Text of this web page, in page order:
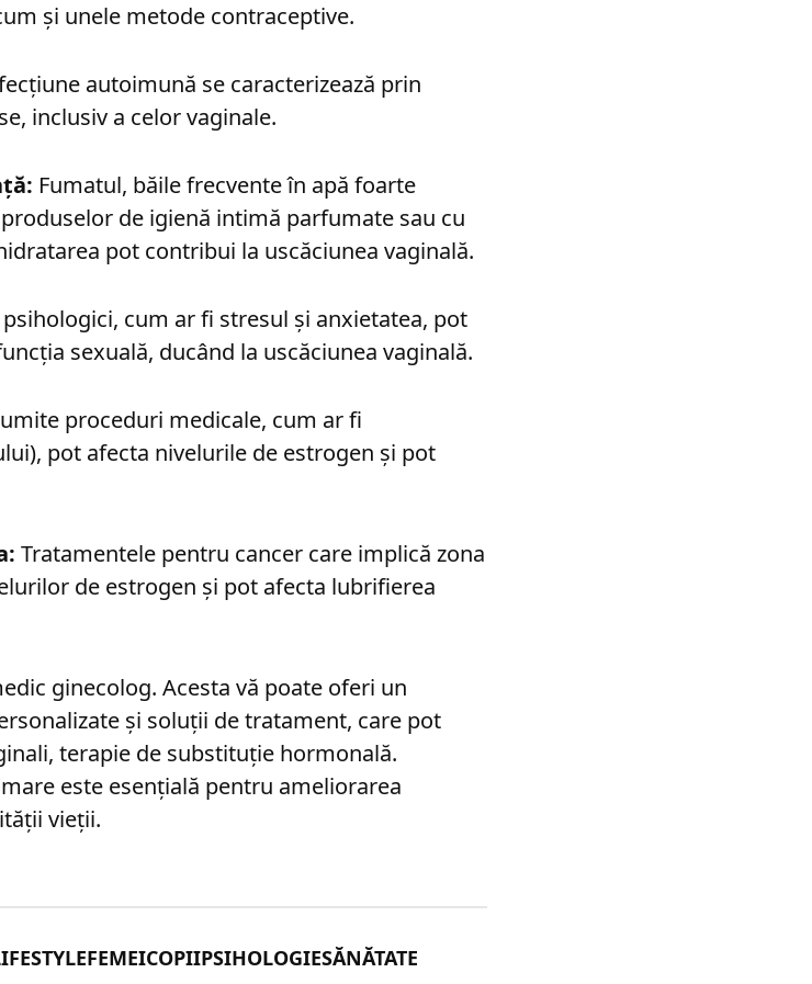
și unele metode contraceptive.
autoimună se caracterizează prin
inclusiv a celor vaginale.
Fumatul, băile frecvente în apă foarte
de igienă intimă parfumate sau cu
pot contribui la uscăciunea vaginală.
cum ar fi stresul și anxietatea, pot
sexuală, ducând la uscăciunea vaginală.
proceduri medicale, cum ar fi
pot afecta nivelurile de estrogen și pot
Tratamentele pentru cancer care implică zona
de estrogen și pot afecta lubrifierea
ginecolog. Acesta vă poate oferi un
și soluții de tratament, care pot
terapie de substituție hormonală.
este esențială pentru ameliorarea
vieții.
FEMEICOPIIPSIHOLOGIESĂNĂTATE